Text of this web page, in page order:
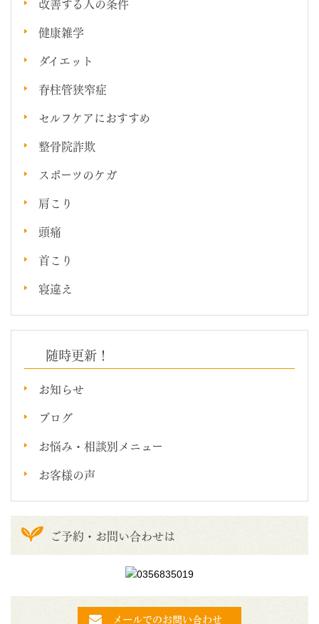
健康雑学
ダイエット
脊柱管狭窄症
セルフケアにおすすめ
整骨院詐欺
スポーツのケガ
肩こり
頭痛
首こり
寝違え
随時更新！
お知らせ
ブログ
お悩み・相談別メニュー
お客様の声
ご予約・お問い合わせは